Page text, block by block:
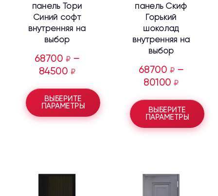
панель Тори
Синий софт
внутренняя на
выбор
68700 ₽ –
84500 ₽
ВЫБЕРИТЕ
ПАРАМЕТРЫ
панель Скиф
Горький
шоколад
внутренняя на
выбор
68700 ₽ –
80100₽
ВЫБЕРИТЕ
ПАРАМЕТРЫ
товар
имеет